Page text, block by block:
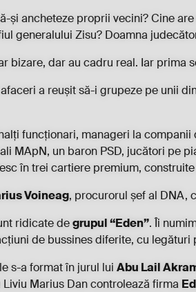
și ancheteze proprii vecini? Cine
generalului Zisu? Doamna
bizare, dar au cadru real. Iar prima
a reușit să-i grupeze pe unii
funcționari, manageri la
MApN, un baron PSD, jucători pe
în trei cartiere premium,
Voineag, procurorul șef al DNA,
ridicate degrupul “Eden”. Îi
de bussines diferite, cu legături
s-a format în jurul lui Abu Lail
Marius Dan controlează firma